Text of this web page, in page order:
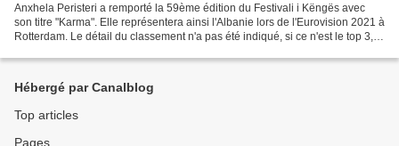
Anxhela Peristeri a remporté la 59ème édition du Festivali i Këngës avec
son titre "Karma". Elle représentera ainsi l'Albanie lors de l'Eurovision 2021 à
Rotterdam. Le détail du classement n'a pas été indiqué, si ce n'est le top 3, à
Hébergé par Canalblog
Top articles
Pages